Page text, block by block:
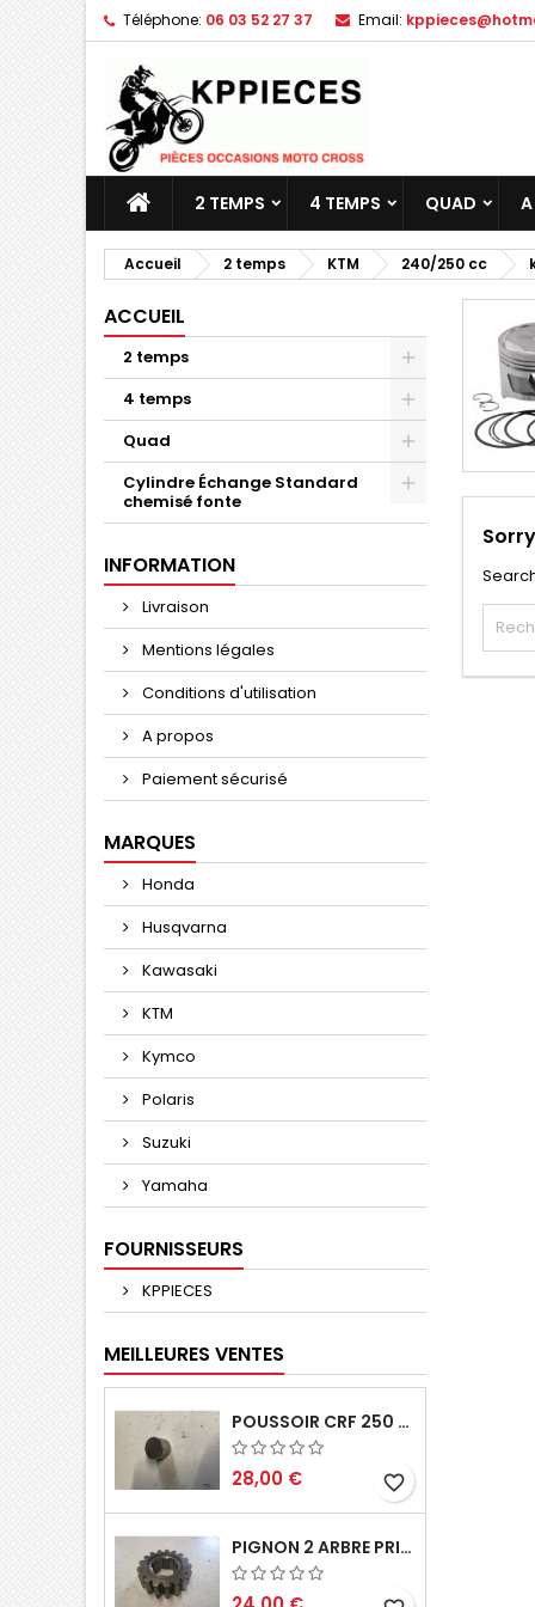
Téléphone: 06 03 52 27 37 Email:
2 TEMPS 4 TEMPS QUAD
Accueil 2 temps KTM 240/250 cc
ACCUEIL
2 temps
4 temps
Quad
Cylindre Échange Standard
chemisé fonte
INFORMATION
Livraison
Mentions légales
Conditions d'utilisation
A propos
Paiement sécurisé
MARQUES
Honda
Husqvarna
Kawasaki
KTM
Kymco
Polaris
Suzuki
Yamaha
FOURNISSEURS
KPPIECES
MEILLEURES VENTES
POUSSOIR CRF 250 2005 2006
28,00 € favorite_border
PIGNON 2 ARBRE PRIMAIRE CR 250 1994